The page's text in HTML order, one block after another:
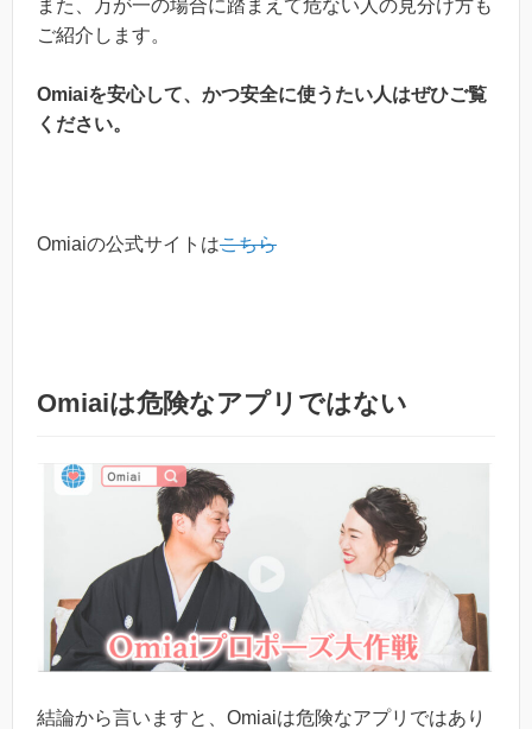
また、万が一の場合に踏まえて危ない人の見分け方も
ご紹介します。
Omiaiを安心して、かつ安全に使うたい人はぜひご覧
ください。
Omiaiの公式サイトはこちら
Omiaiは危険なアプリではない
結論から言いますと、Omiaiは危険なアプリではあり